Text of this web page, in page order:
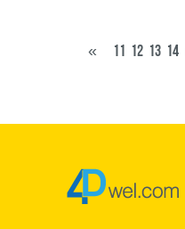
« 11 12 13 14